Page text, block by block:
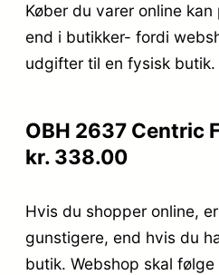
Køber du varer online
end i butikker- fordi
udgifter til en fysisk butik.
OBH 2637 Centric
kr. 338.00
Hvis du shopper online,
gunstigere, end hvis du
butik. Webshop skal